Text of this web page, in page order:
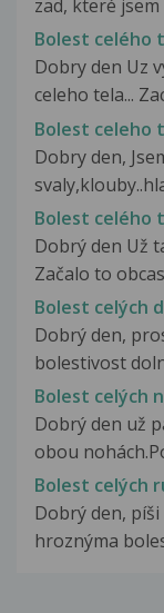
zad, které
Bolest celého
Dobry den Uz
celeho tela...
Bolest celeho
Dobry den,
Bolest celého
Dobrý den Už
Začalo to
Bolest celých
Dobrý den,
bolestivost
Bolest celých
Dobrý den už
obou
Bolest celých
Dobrý den,
hroznýma